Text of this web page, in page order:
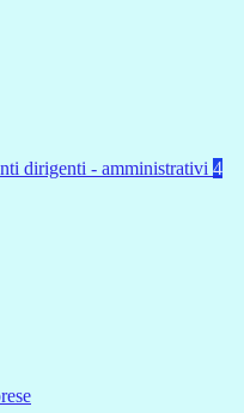
dirigenti - amministrativi 4